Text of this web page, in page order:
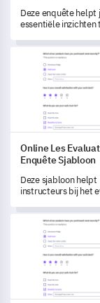
Deze enquête helpt
essentiële inzichten
uitdagingen van lab
supervisors, wat de
verbetering van
bevordert.
Online Les
Online Les
Enquête Sjabloon
Deze sjabloon helpt
instructeurs bij het
onderwijs en het
van de uitdagingen
ze worden